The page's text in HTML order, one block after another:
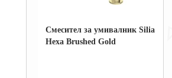
Смесител за умивалник Silia
Hexa Brushed Gold